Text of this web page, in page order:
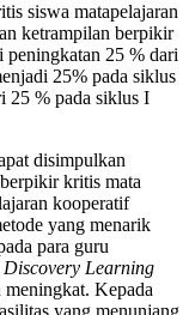
siswa matapelajaran
ketrampilan berpikir
peningkatan 25 % dari
25% pada siklus
25 % pada siklus I
disimpulkan
kritis mata
kooperatif
yang menarik
para guru
Discovery Learning
meningkat. Kepada